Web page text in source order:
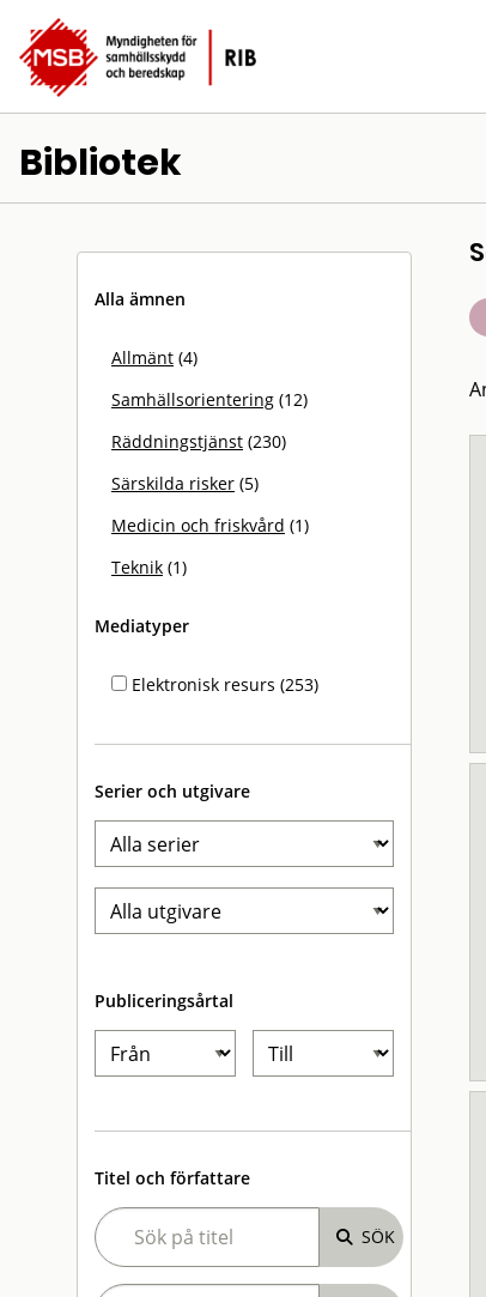
Bibliotek
Alla ämnen
Allmänt (4)
Samhällsorientering (12)
Räddningstjänst (230)
Särskilda risker (5)
Medicin och friskvård (1)
Teknik (1)
Mediatyper
Elektronisk resurs (253)
Serier och utgivare
Publiceringsårtal
Titel och författare